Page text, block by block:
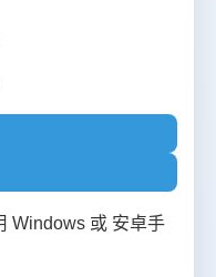
Windows 或 安卓手